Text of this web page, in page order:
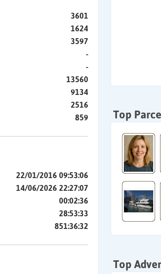
3601
1624
3597
-
-
13560
9134
2516
859
22/01/2016 09:53:06
14/06/2026 22:27:07
00:02:36
28:53:33
851:36:32
Top
Top